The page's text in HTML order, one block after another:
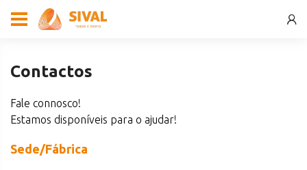
Contactos
Fale connosco!
Estamos disponíveis para o ajudar!
Sede/Fábrica